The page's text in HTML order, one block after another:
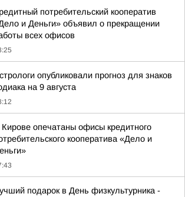
потребительский кооператив
и Деньги» объявил о прекращении
всех офисов
опубликовали прогноз для знаков
на 9 августа
опечатаны офисы кредитного
кооператива «Дело и
подарок в День физкультурника -